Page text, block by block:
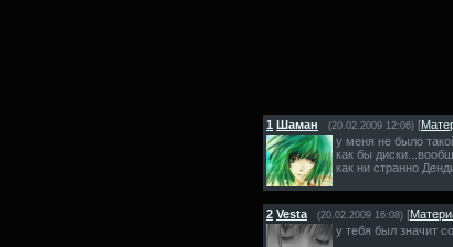
1 Шаман (20.02.2009 12:06) [
у меня не было
как бы
как ни странно
2 Vesta (20.02.2009 16:08) [
у тебя был значит